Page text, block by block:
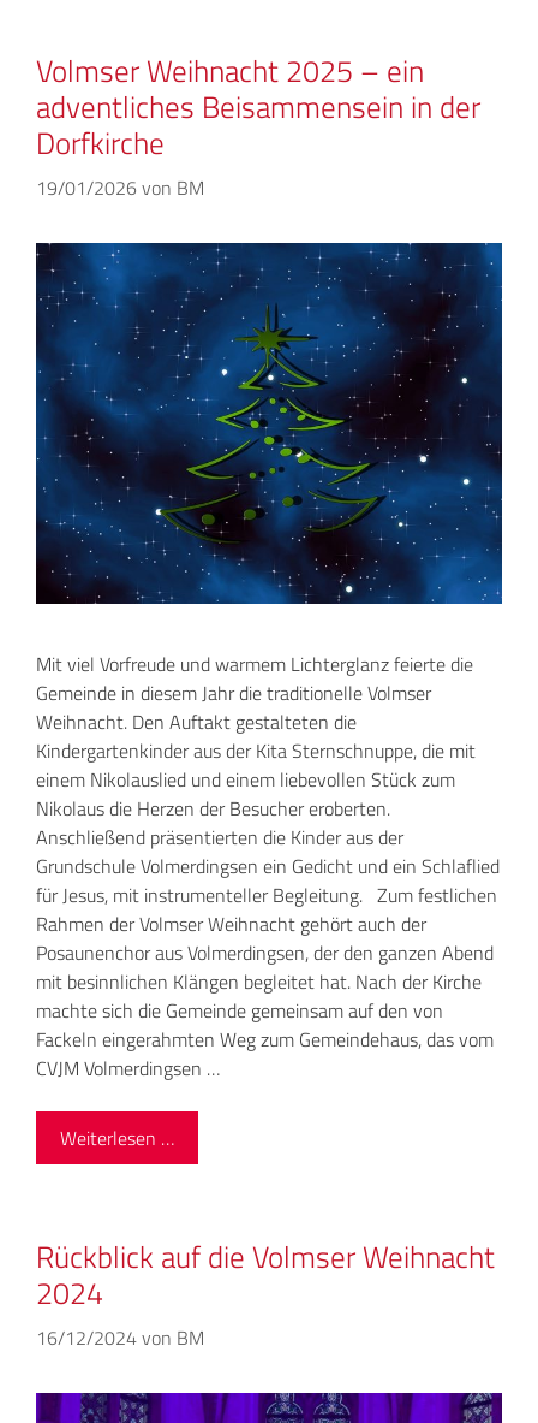
Volmser Weihnacht 2025 – ein
adventliches Beisammensein in der
Dorfkirche
19/01/2026von BM
Mit viel Vorfreude und warmem Lichterglanz feierte die
Gemeinde in diesem Jahr die traditionelle Volmser
Weihnacht. Den Auftakt gestalteten die
Kindergartenkinder aus der Kita Sternschnuppe, die mit
einem Nikolauslied und einem liebevollen Stück zum
Nikolaus die Herzen der Besucher eroberten.
Anschließend präsentierten die Kinder aus der
Grundschule Volmerdingsen ein Gedicht und ein Schlaflied
für Jesus, mit instrumenteller Begleitung. Zum festlichen
Rahmen der Volmser Weihnacht gehört auch der
Posaunenchor aus Volmerdingsen, der den ganzen Abend
mit besinnlichen Klängen begleitet hat. Nach der Kirche
machte sich die Gemeinde gemeinsam auf den von
Fackeln eingerahmten Weg zum Gemeindehaus, das vom
CVJM Volmerdingsen …
Weiterlesen …
Rückblick auf die Volmser Weihnacht
2024
16/12/2024von BM